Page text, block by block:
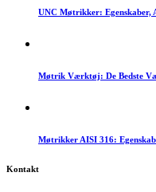
UNC Møtrikker: Egenskaber,
Møtrik Værktøj: De Bedste
Møtrikker AISI 316:
Kontakt